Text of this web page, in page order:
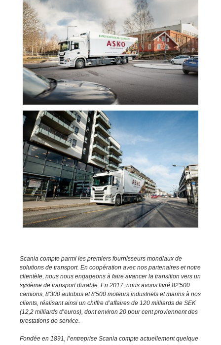
Scania compte parmi les premiers fournisseurs mondiaux de
solutions de transport. En coopération avec nos partenaires et notre
clientèle, nous nous engageons à faire avancer la transition vers un
système de transport durable. En 2017, nous avons livré 82'500
camions, 8'300 autobus et 8'500 moteurs industriels et marins à nos
clients, réalisant ainsi un chiffre d’affaires de 120 milliards de SEK
(12,2 milliards d’euros), dont environ 20 pour cent proviennent des
prestations de service.
Fondée en 1891, l’entreprise Scania compte actuellement quelque